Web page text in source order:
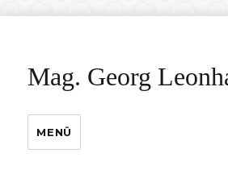
Mag. Georg
MENÜ